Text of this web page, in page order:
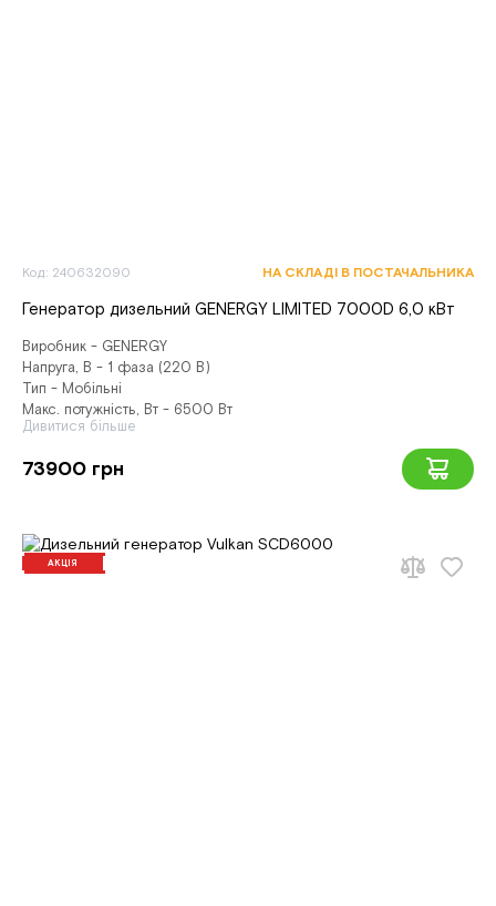
Код: 240632090 НА СКЛАДІ В ПОСТАЧАЛЬНИКА
Генератор дизельний GENERGY LIMITED 7000D 6,0 кВт
Виробник - GENERGY
Напруга, В - 1 фаза (220 В)
Тип - Мобільні
Макс. потужність, Вт - 6500 Вт
Дивитися більше
73900 грн
АКЦІЯ